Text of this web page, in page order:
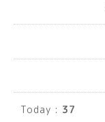
Today : 37